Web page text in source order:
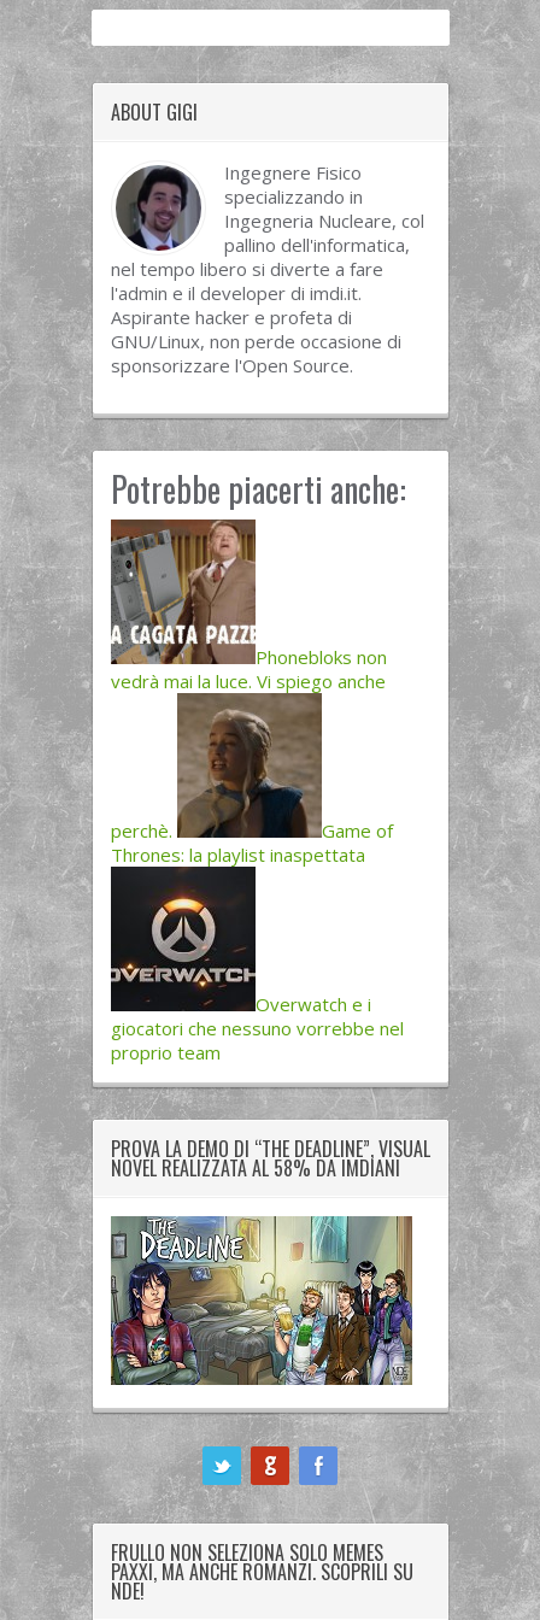
ABOUT GIGI
Ingegnere Fisico
specializzando in
Ingegneria Nucleare, col
pallino dell'informatica,
nel tempo libero si diverte a fare
l'admin e il developer di imdi.it.
Aspirante hacker e profeta di
GNU/Linux, non perde occasione di
sponsorizzare l'Open Source.
Potrebbe piacerti anche:
Phonebloks non
vedrà mai la luce. Vi spiego anche
perchè.
Game of
Thrones: la playlist inaspettata
Overwatch e i
giocatori che nessuno vorrebbe nel
proprio team
PROVA LA DEMO DI “THE DEADLINE”, VISUAL
NOVEL REALIZZATA AL 58% DA IMDIANI
FRULLO NON SELEZIONA SOLO MEMES
PAXXI, MA ANCHE ROMANZI. SCOPRILI SU
NDE!